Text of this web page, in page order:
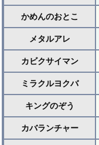
かめんのおとこ
メタルアレ
カビクサイマン
ミラクルヨクバ
キングのぞう
カバランチャー